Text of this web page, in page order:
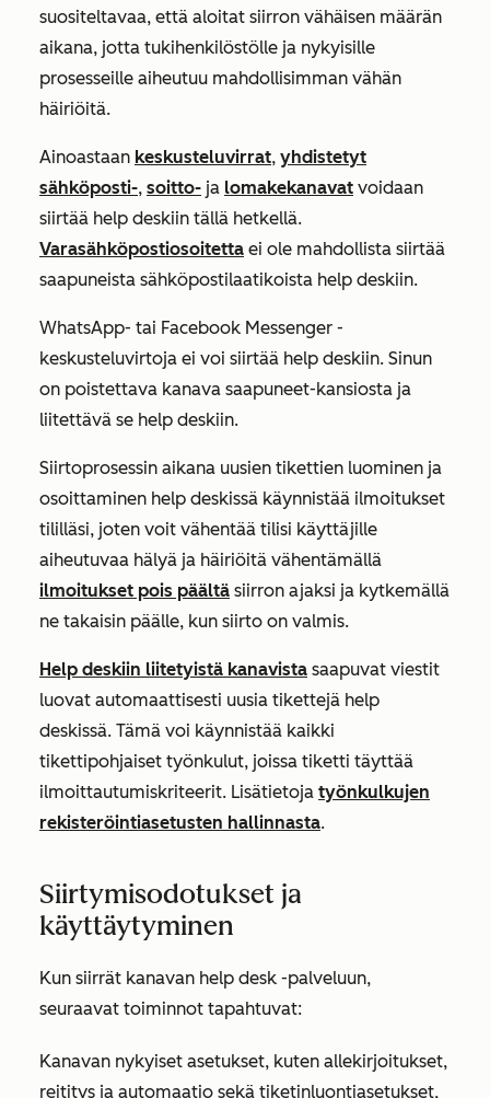
suositeltavaa, että aloitat siirron vähäisen määrän
aikana, jotta tukihenkilöstölle ja nykyisille
prosesseille aiheutuu mahdollisimman vähän
häiriöitä.
Ainoastaan keskusteluvirrat, yhdistetyt
sähköposti-, soitto- ja lomakekanavat voidaan
siirtää help deskiin tällä hetkellä.
Varasähköpostiosoitetta ei ole mahdollista siirtää
saapuneista sähköpostilaatikoista help deskiin.
WhatsApp- tai Facebook Messenger -
keskusteluvirtoja ei voi siirtää help deskiin. Sinun
on poistettava kanava saapuneet-kansiosta ja
liitettävä se help deskiin.
Siirtoprosessin aikana uusien tikettien luominen ja
osoittaminen help deskissä käynnistää ilmoitukset
tililläsi, joten voit vähentää tilisi käyttäjille
aiheutuvaa hälyä ja häiriöitä vähentämällä
ilmoitukset pois päältä siirron ajaksi ja kytkemällä
ne takaisin päälle, kun siirto on valmis.
Help deskiin liitetyistä kanavista saapuvat viestit
luovat automaattisesti uusia tikettejä help
deskissä. Tämä voi käynnistää kaikki
tikettipohjaiset työnkulut, joissa tiketti täyttää
ilmoittautumiskriteerit. Lisätietoja työnkulkujen
rekisteröintiasetusten hallinnasta.
Siirtymisodotukset ja
käyttäytyminen
Kun siirrät kanavan help desk -palveluun,
seuraavat toiminnot tapahtuvat:
Kanavan nykyiset asetukset, kuten allekirjoitukset,
reititys ja automaatio sekä tiketinluontiasetukset,